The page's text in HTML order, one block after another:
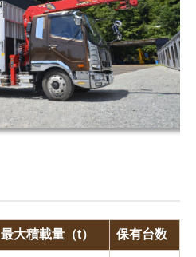
最大積載量（t） 保有台数